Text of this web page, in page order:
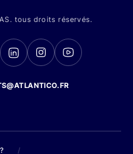
tous droits réservés.
/